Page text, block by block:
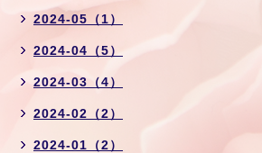
2024-05（1）
2024-04（5）
2024-03（4）
2024-02（2）
2024-01（2）